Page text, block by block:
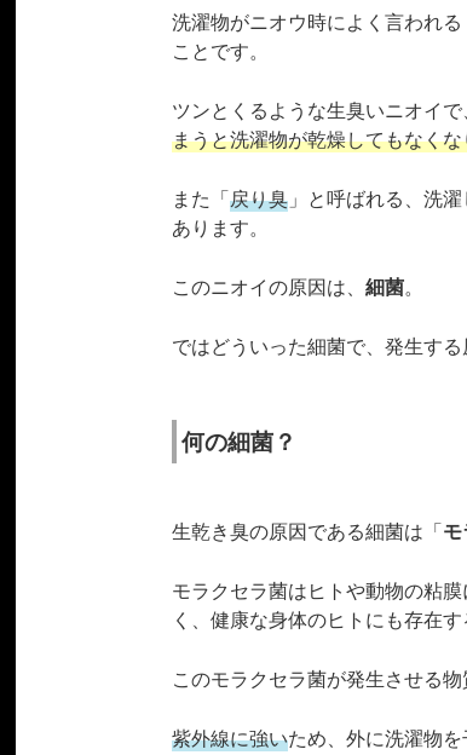
洗濯物がニオウ時によく言われる
ことです。
ツンとくるような生臭いニオイで、
まうと洗濯物が乾燥してもなく
また「戻り臭」と呼ばれる、洗
あります。
このニオイの原因は、 細菌。
ではどういった細菌で、発生する
何の細菌？
生乾き臭の原因である細菌は「
モラクセラ菌はヒトや動物の粘
く、健康な身体のヒトにも存在す
このモラクセラ菌が発生させる
紫外線に強いため、外に洗濯物